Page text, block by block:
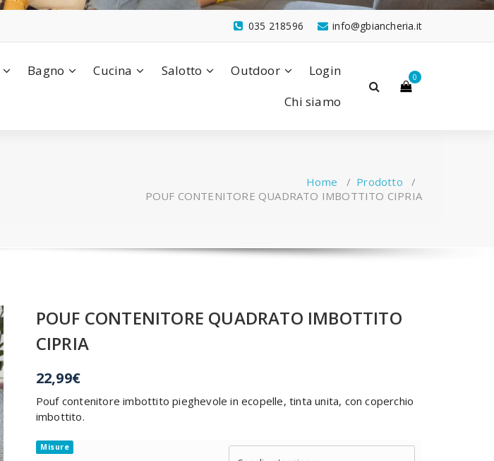
info@gbiancheria.it
035 218596
Bagno Cucina Salotto Outdoor
Login
Chi siamo
0
Home / Prodotto /
POUF CONTENITORE QUADRATO IMBOTTITO CIPRIA
POUF CONTENITORE QUADRATO IMBOTTITO
CIPRIA
22,99€
Pouf contenitore imbottito pieghevole in ecopelle, tinta unita, con coperchio
imbottito.
Misure